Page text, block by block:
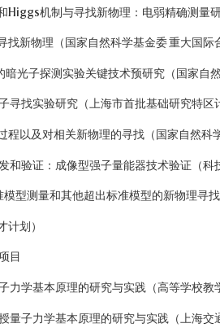
Higgs机制与寻找新物理：电弱精确测量
新物理（国家自然科学基金委 重大国际
光子探测实验关键技术预研究（国家自
找实验研究（上海市首批基础研究特区
程以及对相关新物理的寻找（国家自然科
和验证：成像型强子量能器技术验证（科
型测量和其他超出标准模型的新物理寻
计划）
目
力学基本原理的研究与实践（高等学校教
量子力学基本原理的研究与实践（上海交